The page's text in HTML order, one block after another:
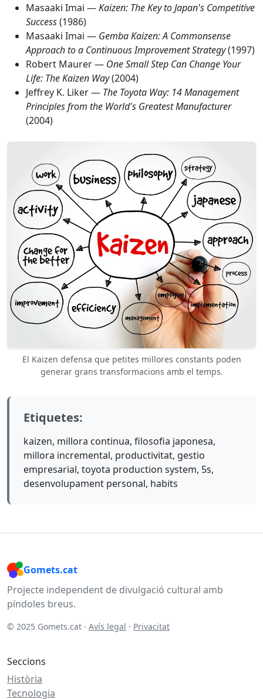
Masaaki Imai —Kaizen: The Key to Japan's Competitive
Success(1986)
Masaaki Imai — Gemba Kaizen: A Commonsense
Approach to a Continuous Improvement Strategy(1997)
Robert Maurer — One Small Step Can Change Your
Life: The Kaizen Way(2004)
Jeffrey K. Liker — The Toyota Way: 14 Management
Principles from the World's Greatest Manufacturer
(2004)
El Kaizen defensa que petites millores constants poden
generar grans transformacions amb el temps.
Etiquetes:
kaizen, millora continua, filosofia japonesa,
millora incremental, productivitat, gestio
empresarial, toyota production system, 5s,
desenvolupament personal, habits
Gomets.cat
Projecte independent de divulgació cultural amb
píndoles breus.
© 2025 Gomets.cat · Avís legal · Privacitat
Seccions
Història
Tecnologia